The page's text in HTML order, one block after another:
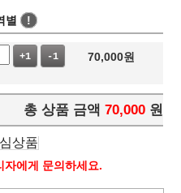
별 !
+1 -1 70,000원
총 상품 금액 70,000 원
상품
자에게 문의하세요.